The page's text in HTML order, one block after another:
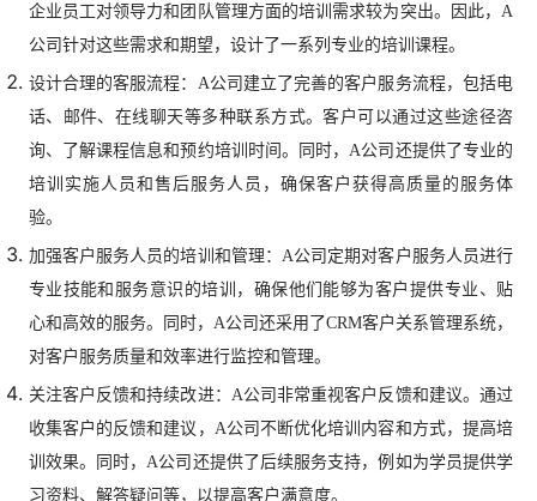
企业员工对领导力和团队管理方面的培训需求较为突出。因此，A
公司针对这些需求和期望，设计了一系列专业的培训课程。
设计合理的客服流程：A公司建立了完善的客户服务流程，包括电
话、邮件、在线聊天等多种联系方式。客户可以通过这些途径咨
询、了解课程信息和预约培训时间。同时，A公司还提供了专业的
培训实施人员和售后服务人员，确保客户获得高质量的服务体
验。
加强客户服务人员的培训和管理：A公司定期对客户服务人员进行
专业技能和服务意识的培训，确保他们能够为客户提供专业、贴
心和高效的服务。同时，A公司还采用了CRM客户关系管理系统，
对客户服务质量和效率进行监控和管理。
关注客户反馈和持续改进：A公司非常重视客户反馈和建议。通过
收集客户的反馈和建议，A公司不断优化培训内容和方式，提高培
训效果。同时，A公司还提供了后续服务支持，例如为学员提供学
习资料、解答疑问等，以提高客户满意度。